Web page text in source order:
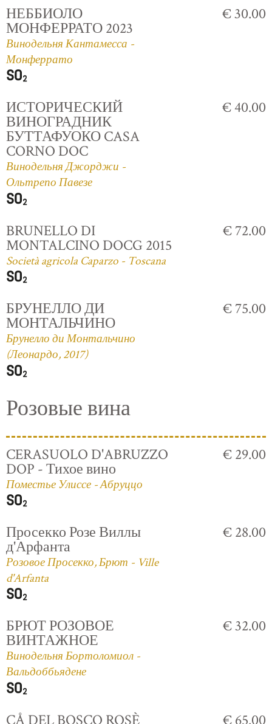
НЕББИОЛО
МОНФЕРРАТО 2023
Винодельня Кантамесса -
Монферрато
€ 30.00
ИСТОРИЧЕСКИЙ
ВИНОГРАДНИК
БУТТАФУОКО CASA
CORNO DOC
Винодельня Джорджи -
Ольтрепо Павезе
€ 40.00
BRUNELLO DI
MONTALCINO DOCG 2015
Società agricola Caparzo - Toscana
€ 72.00
БРУНЕЛЛО ДИ
МОНТАЛЬЧИНО
Брунелло ди Монтальчино
(Леонардо, 2017)
€ 75.00
Розовые вина
CERASUOLO D'ABRUZZO
DOP - Тихое вино
Поместье Улиссе - Абруццо
€ 29.00
Просекко Розе Виллы
д'Арфанта
Розовое Просекко, Брют - Ville
d'Arfanta
€ 28.00
БРЮТ РОЗОВОЕ
ВИНТАЖНОЕ
Винодельня Бортоломиол -
Вальдоббьядене
€ 32.00
CÅ DEL BOSCO ROSÈ € 65.00